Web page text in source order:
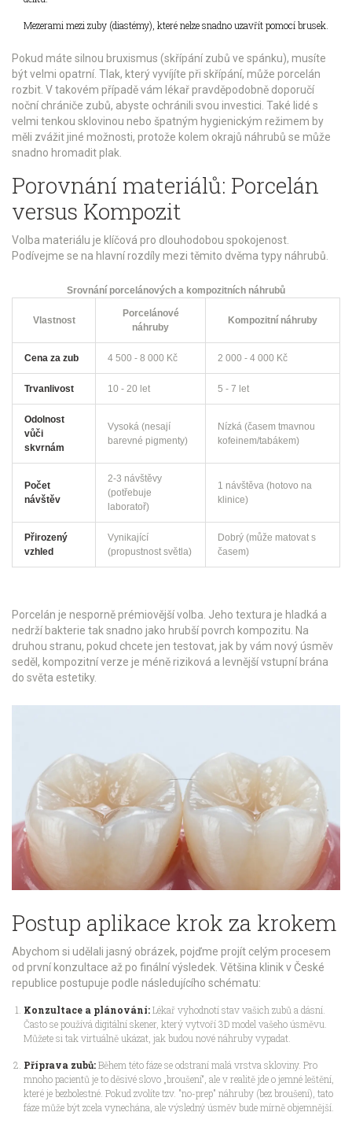
Mezerami mezi zuby (diastémy), které nelze snadno uzavřít pomocí brusek.
Pokud máte silnou bruxismus (skřípání zubů ve spánku), musíte
být velmi opatrní. Tlak, který vyvíjíte při skřípání, může porcelán
rozbit. V takovém případě vám lékař pravděpodobně doporučí
noční chrániče zubů, abyste ochránili svou investici. Také lidé s
velmi tenkou sklovinou nebo špatným hygienickým režimem by
měli zvážit jiné možnosti, protože kolem okrajů náhrubů se může
snadno hromadit plak.
Porovnání materiálů: Porcelán
versus Kompozit
Volba materiálu je klíčová pro dlouhodobou spokojenost.
Podívejme se na hlavní rozdíly mezi těmito dvěma typy náhrubů.
Srovnání porcelánových a kompozitních náhrubů
Vlastnost
Porcelánové
náhruby
Kompozitní náhruby
Cena za zub 4 500 - 8 000 Kč 2 000 - 4 000 Kč
Trvanlivost 10 - 20 let 5 - 7 let
Odolnost
vůči
skvrnám
Vysoká (nesají
barevné pigmenty)
Nízká (časem tmavnou
kofeinem/tabákem)
Počet
návštěv
2-3 návštěvy
(potřebuje
laboratoř)
1 návštěva (hotovo na
klinice)
Přirozený
vzhled
Vynikající
(propustnost světla)
Dobrý (může matovat s
časem)
Porcelán je nesporně prémiovější volba. Jeho textura je hladká a
nedrží bakterie tak snadno jako hrubší povrch kompozitu. Na
druhou stranu, pokud chcete jen testovat, jak by vám nový úsměv
seděl, kompozitní verze je méně riziková a levnější vstupní brána
do světa estetiky.
Postup aplikace krok za krokem
Abychom si udělali jasný obrázek, pojďme projít celým procesem
od první konzultace až po finální výsledek. Většina klinik v České
republice postupuje podle následujícího schématu:
Konzultace a plánování:Lékař vyhodnotí stav vašich zubů a dásní.
Často se používá digitální skener, který vytvoří 3D model vašeho úsměvu.
Můžete si tak virtuálně ukázat, jak budou nové náhruby vypadat.
Příprava zubů:Během této fáze se odstraní malá vrstva skloviny. Pro
mnoho pacientů je to děsivé slovo „broušení“, ale v realitě jde o jemné leštění,
které je bezbolestné. Pokud zvolíte tzv. "no-prep" náhruby (bez broušení), tato
fáze může být zcela vynechána, ale výsledný úsměv bude mírně objemnější.